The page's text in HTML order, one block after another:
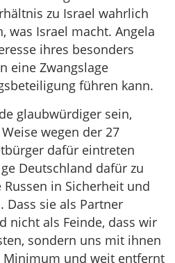
zu Israel wahrlich
was Israel macht. Angela
ihres besonders
eine Zwangslage
führen kann.
glaubwürdiger sein,
wegen der 27
dafür eintreten
Deutschland dafür zu
in Sicherheit und
Dass sie als Partner
nicht als Feinde, dass wir
sondern uns mit ihnen
Minimum und weit entfernt